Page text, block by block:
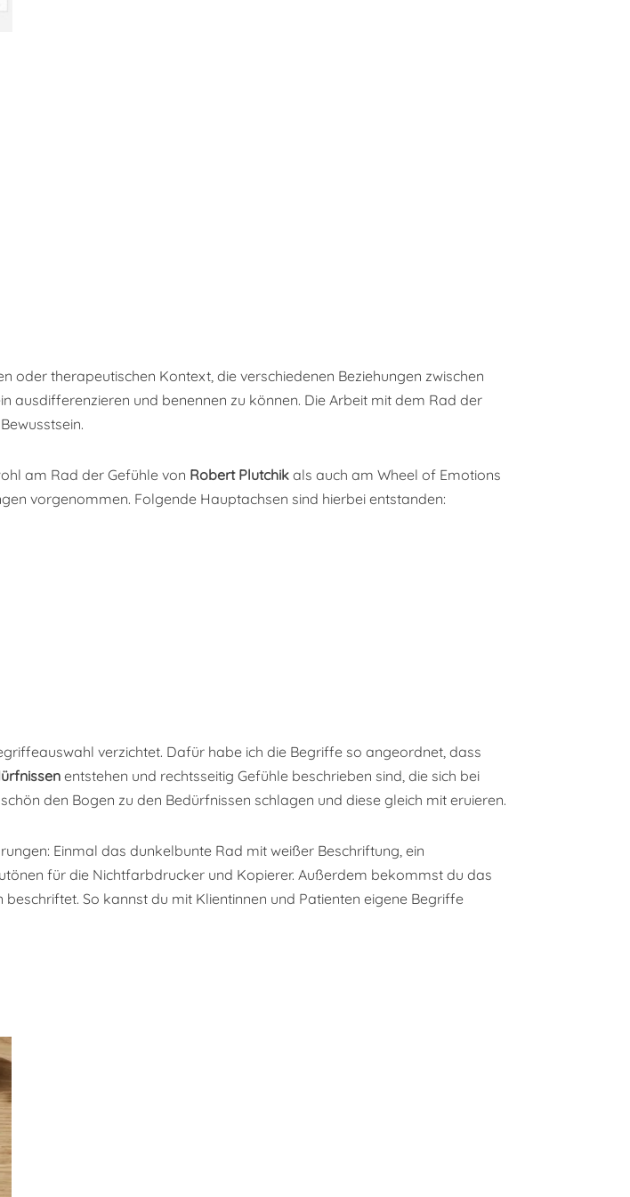
oder therapeutischen Kontext, die verschiedenen Beziehungen zwischen
ausdifferenzieren und benennen zu können. Die Arbeit mit dem Rad der
am Rad der Gefühle von Robert Plutchik als auch am Wheel of Emotions
vorgenommen. Folgende Hauptachsen sind hierbei entstanden:
verzichtet. Dafür habe ich die Begriffe so angeordnet, dass
entstehen und rechtsseitig Gefühle beschrieben sind, die sich bei
den Bogen zu den Bedürfnissen schlagen und diese gleich mit eruieren.
Einmal das dunkelbunte Rad mit weißer Beschriftung, ein
für die Nichtfarbdrucker und Kopierer. Außerdem bekommst du das
So kannst du mit Klientinnen und Patienten eigene Begriffe